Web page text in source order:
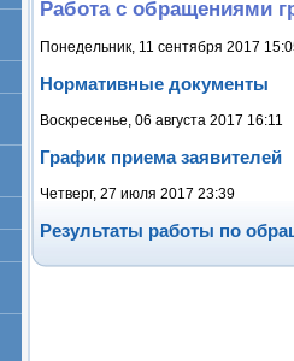
Работа с обращениями
Понедельник, 11 сентября 2017
Нормативные документы
Воскресенье, 06 августа 2017 16:11
График приема заявителей
Четверг, 27 июля 2017 23:39
Результаты работы по